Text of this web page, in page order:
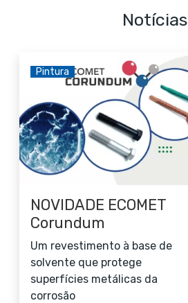
Notícias
Pintura
NOVIDADE ECOMET
Corundum
Um revestimento à base de
solvente que protege
superfícies metálicas da
corrosão